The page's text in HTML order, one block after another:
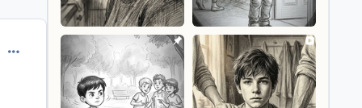
comment_761628